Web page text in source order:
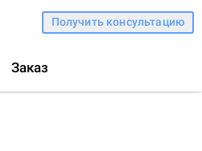
Получить консультацию
Заказ